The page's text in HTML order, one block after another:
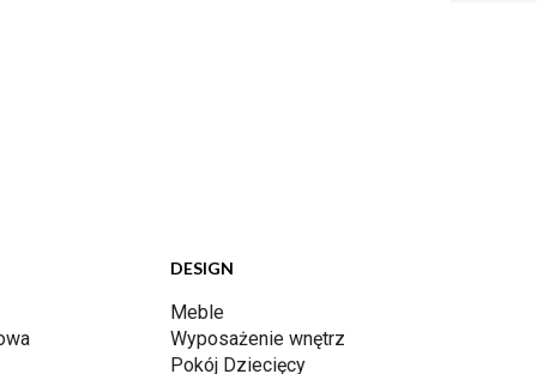
DESIGN
Meble
Wyposażenie wnętrz
Pokój Dziecięcy